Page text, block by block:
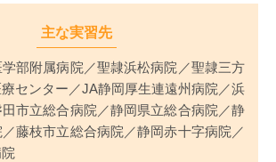
主な実習先
部附属病院／聖隷浜松病院／聖隷三方
センター／JA静岡厚生連遠州病院／浜
市立総合病院／静岡県立総合病院／静
藤枝市立総合病院／静岡赤十字病院／